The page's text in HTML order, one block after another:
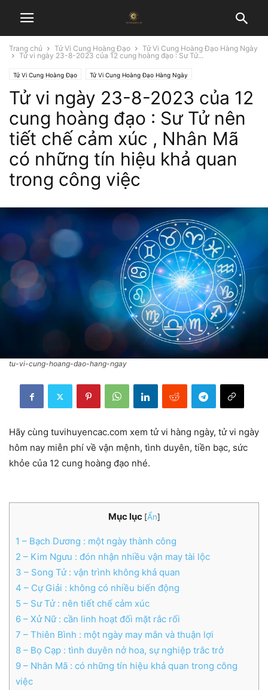
Trang chủ Tử Vi Cung Hoàng Đạo
Tử Vi Cung Hoàng Đạo Hàng Ngày
Tử vi ngày 23-8-2023 của 12 cung hoàng đạo : Sư Tử...
Tử Vi Cung Hoàng Đạo Tử Vi Cung Hoàng Đạo Hàng Ngày
Tử vi ngày 23-8-2023 của 12
cung hoàng đạo : Sư Tử nên
tiết chế cảm xúc , Nhân Mã
có những tín hiệu khả quan
trong công việc
tu-vi-cung-hoang-dao-hang-ngay
Hãy cùng tuvihuyencac.com xem tử vi hàng ngày, tử vi ngày
hôm nay miễn phí về vận mệnh, tình duyên, tiền bạc, sức
khỏe của 12 cung hoàng đạo nhé.
Mục lục [Ẩn]
1 – Bạch Dương : một ngày thành công
2 – Kim Ngưu : đón nhận nhiều vận may tài lộc
3 – Song Tử : vận trình không khả quan
4 – Cự Giải : không có nhiều biến động
5 – Sư Tử : nên tiết chế cảm xúc
6 – Xử Nữ : cần linh hoạt đối mặt rắc rối
7 – Thiên Bình : một ngày may mắn và thuận lợi
8 – Bọ Cạp : tình duyên nở hoa, sự nghiệp trắc trở
9 – Nhân Mã : có những tín hiệu khả quan trong công
việc